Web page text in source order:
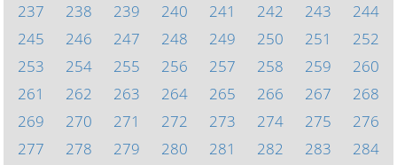
237
238 239 240 241 242 243
244
245
246 247 248 249 250 251
252
253
254 255 256 257 258 259
260
261
262 263 264 265 266 267
268
269
270 271 272 273 274 275
276
277
278 279 280 281 282 283
284